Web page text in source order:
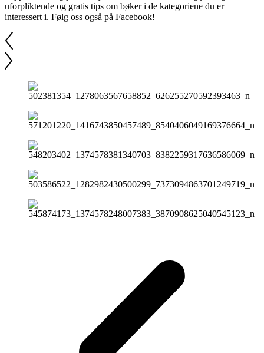
uforpliktende og gratis tips om bøker i de kategoriene du er
interessert i. Følg oss også på Facebook!